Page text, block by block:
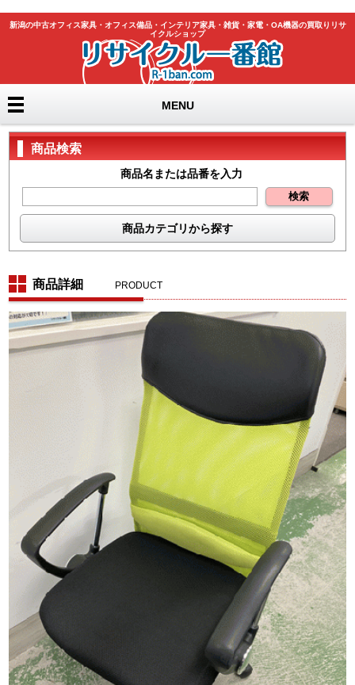
新潟の中古オフィス家具・オフィス備品・インテリア家具・雑貨・家電・OA機器の買取りリサ
イクルショップ
MENU
商品検索
商品名または品番を入力
商品カテゴリから探す
テーブル
机
チェア
ﾛｯｶｰ・ｼｭｰｽﾞﾎﾞｯｸｽ
カウンター
ホワイトボード
パーテーション
ラック・物品棚
金庫
商品詳細 PRODUCT